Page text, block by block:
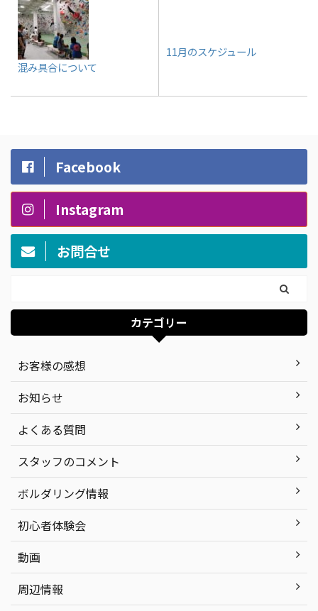
混み具合について
11月のスケジュール
Facebook
Instagram
お問合せ
カテゴリー
お客様の感想
お知らせ
よくある質問
スタッフのコメント
ボルダリング情報
初心者体験会
動画
周辺情報